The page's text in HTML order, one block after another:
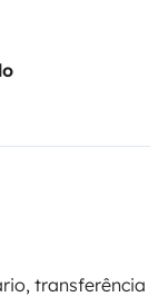
transferência